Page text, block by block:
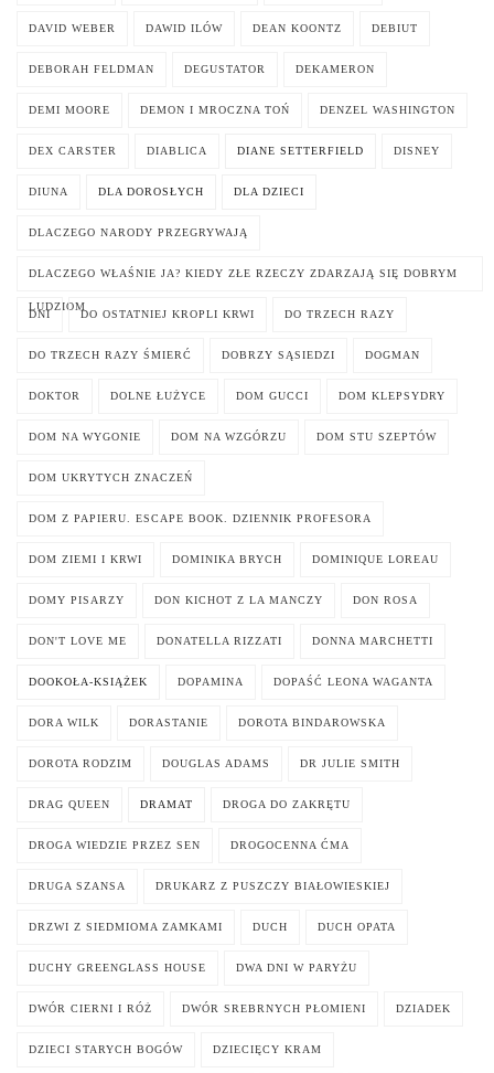
DAVID WEBER DAWID ILÓW DEAN KOONTZ DEBIUT
DEBORAH FELDMAN DEGUSTATOR DEKAMERON
DEMI MOORE DEMON I MROCZNA TOŃ DENZEL WASHINGTON
DEX CARSTER DIABLICA DIANE SETTERFIELD DISNEY
DIUNA DLA DOROSŁYCH DLA DZIECI
DLACZEGO NARODY PRZEGRYWAJĄ
DLACZEGO WŁAŚNIE JA? KIEDY ZŁE RZECZY ZDARZAJĄ SIĘ DOBRYM
LUDZIOM
DNI DO OSTATNIEJ KROPLI KRWI DO TRZECH RAZY
DO TRZECH RAZY ŚMIERĆ DOBRZY SĄSIEDZI DOGMAN
DOKTOR DOLNE ŁUŻYCE DOM GUCCI DOM KLEPSYDRY
DOM NA WYGONIE DOM NA WZGÓRZU DOM STU SZEPTÓW
DOM UKRYTYCH ZNACZEŃ
DOM Z PAPIERU. ESCAPE BOOK. DZIENNIK PROFESORA
DOM ZIEMI I KRWI DOMINIKA BRYCH DOMINIQUE LOREAU
DOMY PISARZY DON KICHOT Z LA MANCZY DON ROSA
DON'T LOVE ME DONATELLA RIZZATI DONNA MARCHETTI
DOOKOŁA-KSIĄŻEK DOPAMINA DOPAŚĆ LEONA WAGANTA
DORA WILK DORASTANIE DOROTA BINDAROWSKA
DOROTA RODZIM DOUGLAS ADAMS DR JULIE SMITH
DRAG QUEEN DRAMAT DROGA DO ZAKRĘTU
DROGA WIEDZIE PRZEZ SEN DROGOCENNA ĆMA
DRUGA SZANSA DRUKARZ Z PUSZCZY BIAŁOWIESKIEJ
DRZWI Z SIEDMIOMA ZAMKAMI DUCH DUCH OPATA
DUCHY GREENGLASS HOUSE DWA DNI W PARYŻU
DWÓR CIERNI I RÓŻ DWÓR SREBRNYCH PŁOMIENI DZIADEK
DZIECI STARYCH BOGÓW DZIECIĘCY KRAM